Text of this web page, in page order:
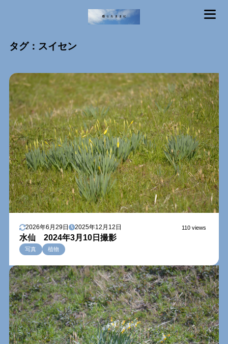
タグ：スイセン
2026年6月29日 2025年12月12日 110 views
水仙 2024年3月10日撮影
写真 植物